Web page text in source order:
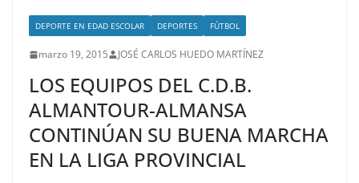
DEPORTE EN EDAD ESCOLAR DEPORTES FÚTBOL
marzo 19, 2015 JOSÉ CARLOS HUEDO MARTÍNEZ
LOS EQUIPOS DEL C.D.B.
ALMANTOUR-ALMANSA
CONTINÚAN SU BUENA MARCHA
EN LA LIGA PROVINCIAL